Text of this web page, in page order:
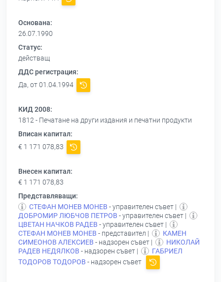
Основана:
26.07.1990
Статус:
действащ
ДДС регистрация:
Да, от 01.04.1994
КИД 2008:
1812 - Печатане на други издания и печатни продукти
Вписан капитал:
€ 1 171 078,83
Внесен капитал:
€ 1 171 078,83
Представляващи:
СТЕФАН МОНЕВ МОНЕВ - управителен съвет |
ДОБРОМИР ЛЮБЧОВ ПЕТРОВ - управителен съвет |
ЦВЕТАН НАЧКОВ РАДЕВ - управителен съвет |
СТЕФАН МОНЕВ МОНЕВ - представител |
КАМЕН
СИМЕОНОВ АЛЕКСИЕВ - надзорен съвет |
НИКОЛАЙ
РАДЕВ НЕДЯЛКОВ - надзорен съвет |
ГАБРИЕЛ
ТОДОРОВ ТОДОРОВ - надзорен съвет